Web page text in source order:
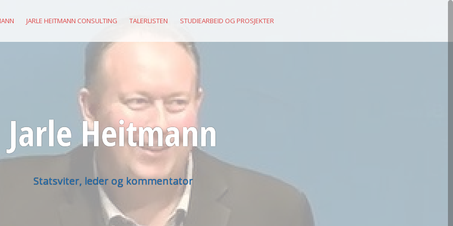
JARLE HEITMANN CONSULTING TALERLISTEN STUDIEARBEID OG PROSJEKTER
Jarle Heitmann
Statsviter, leder og kommentator